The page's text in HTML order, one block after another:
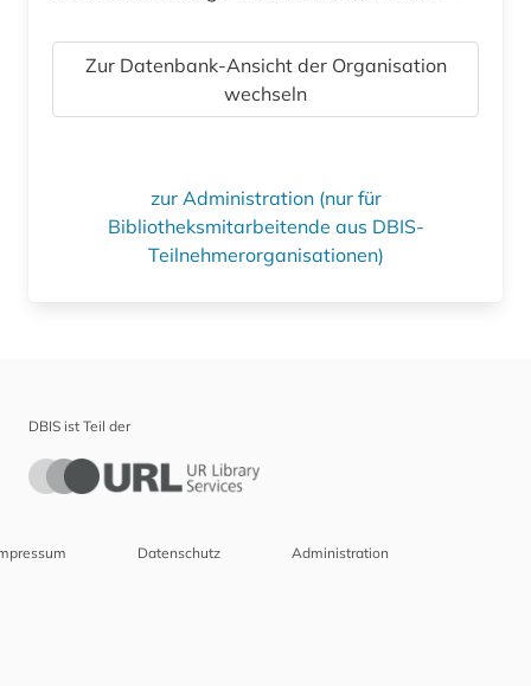
Zur Datenbank-Ansicht der Organisation
wechseln
zur Administration (nur für
Bibliotheksmitarbeitende aus DBIS-
Teilnehmerorganisationen)
DBIS ist Teil der
Datenschutz Administration